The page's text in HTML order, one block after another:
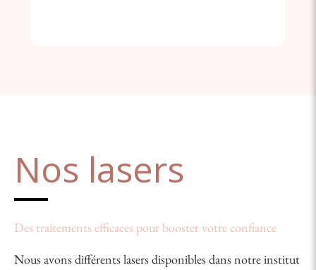
Nos lasers
Des traitements efficaces pour booster votre confiance
Nous avons différents lasers disponibles dans notre institut